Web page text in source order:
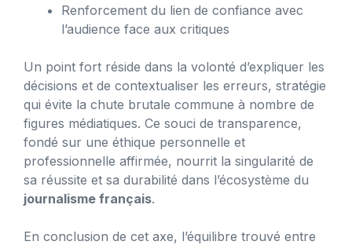
Renforcement du lien de confiance avec
l’audience face aux critiques
Un point fort réside dans la volonté d’expliquer les
décisions et de contextualiser les erreurs, stratégie
qui évite la chute brutale commune à nombre de
figures médiatiques. Ce souci de transparence,
fondé sur une éthique personnelle et
professionnelle affirmée, nourrit la singularité de
sa réussite et sa durabilité dans l’écosystème du
journalisme français.
En conclusion de cet axe, l’équilibre trouvé entre